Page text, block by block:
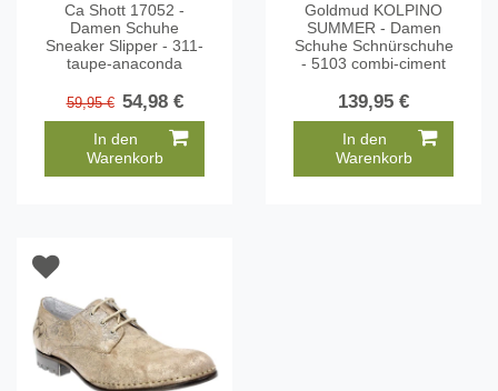
Ca Shott 17052 -
Damen Schuhe
Sneaker Slipper - 311-
taupe-anaconda
59,95 € 54,98 €
In den
Warenkorb
Goldmud KOLPINO
SUMMER - Damen
Schuhe Schnürschuhe
- 5103 combi-ciment
139,95 €
In den
Warenkorb